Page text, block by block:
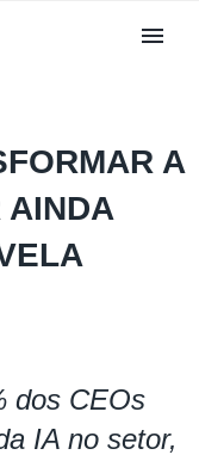
A
AINDA
dos CEOs
IA no setor,